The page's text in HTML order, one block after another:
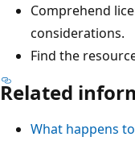
Comprehend
considerations.
Find the
Related
What happens